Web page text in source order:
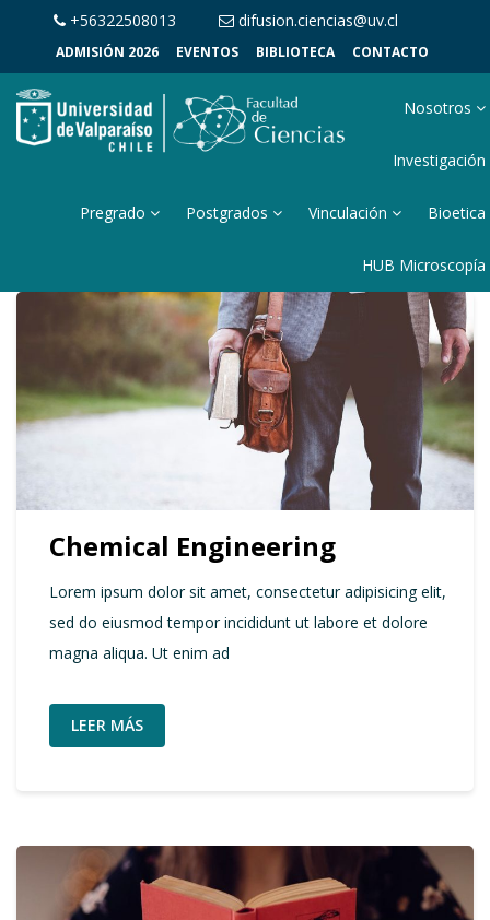
+56322508013 difusion.ciencias@uv.cl
ADMISIÓN 2026 EVENTOS BIBLIOTECA CONTACTO
Nosotros
Investigación
Pregrado Postgrados Vinculación Bioetica
HUB Microscopía
Chemical Engineering
Lorem ipsum dolor sit amet, consectetur adipisicing elit,
sed do eiusmod tempor incididunt ut labore et dolore
magna aliqua. Ut enim ad
LEER MÁS